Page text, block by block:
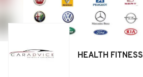
Auto Nuove
Noleggio a lungo termine
Auto d'epocaHEALTH FITNESS